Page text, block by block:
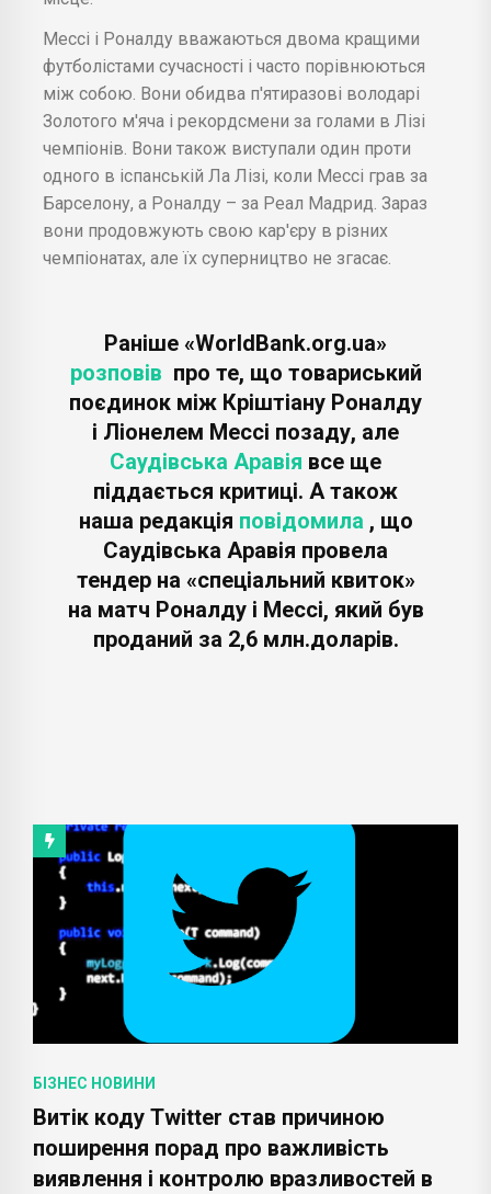
Мессі і Роналду вважаються двома кращими
футболістами сучасності і часто порівнюються
між собою. Вони обидва п'ятиразові володарі
Золотого м'яча і рекордсмени за голами в Лізі
чемпіонів. Вони також виступали один проти
одного в іспанській Ла Лізі, коли Мессі грав за
Барселону, а Роналду – за Реал Мадрид. Зараз
вони продовжують свою кар'єру в різних
чемпіонатах, але їх суперництво не згасає.
Раніше «WorldBank.org.ua»
розповів про те, що товариський
поєдинок між Кріштіану Роналду
і Ліонелем Мессі позаду, але
Саудівська Аравія все ще
піддається критиці. А також
наша редакція повідомила , що
Саудівська Аравія провела
тендер на «спеціальний квиток»
на матч Роналду і Мессі, який був
проданий за 2,6 млн.доларів.
БІЗНЕС НОВИНИ
Витік коду Twitter став причиною
поширення порад про важливість
виявлення і контролю вразливостей в